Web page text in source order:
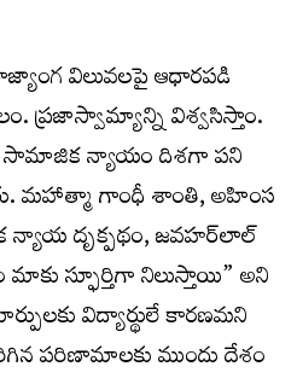
విలువలపై ఆధారపడి
ప్రజాస్వామ్యాన్ని విశ్వసిస్తాం.
సామాజిక న్యాయం దిశగా పని
మహాత్మా గాంధీ శాంతి, అహింస
న్యాయ దృక్పథం, జవహర్‌లాల్
మాకు స్ఫూర్తిగా నిలుస్తాయి” అని
విద్యార్థులే కారణమని
పరిణామాలకు ముందు దేశం